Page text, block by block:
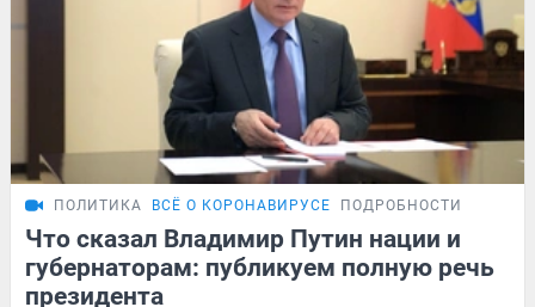
ПОЛИТИКА ВСЁ О КОРОНАВИРУСЕ ПОДРОБНОСТИ
Что сказал Владимир Путин нации и
губернаторам: публикуем полную речь
президента